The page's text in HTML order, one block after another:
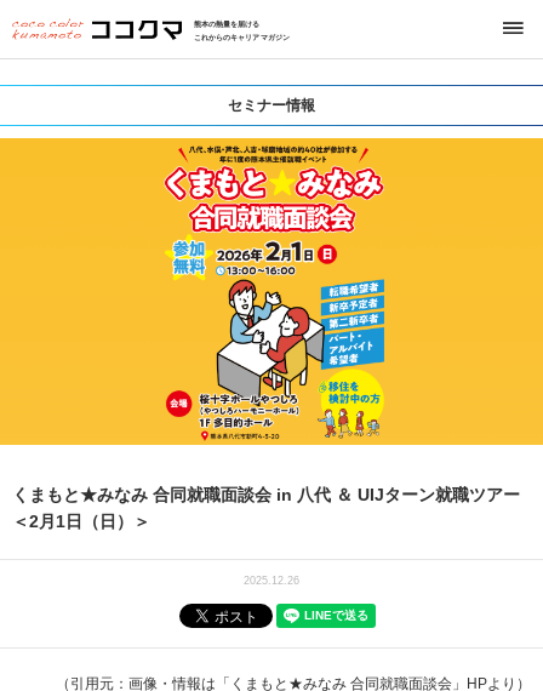
熊本の熱量を届ける
これからのキャリアマガジン
セミナー情報
くまもと★みなみ 合同就職面談会 in 八代 ＆ UIJターン就職ツアー
＜2月1日（日）＞
2025.12.26
（引用元：画像・情報は「くまもと★みなみ 合同就職面談会」HPより）